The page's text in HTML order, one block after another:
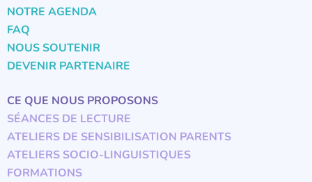
NOTRE AGENDA
FAQ
NOUS SOUTENIR
DEVENIR PARTENAIRE
CE QUE NOUS PROPOSONS
SÉANCES DE LECTURE
ATELIERS DE SENSIBILISATION PARENTS
ATELIERS SOCIO-LINGUISTIQUES
FORMATIONS